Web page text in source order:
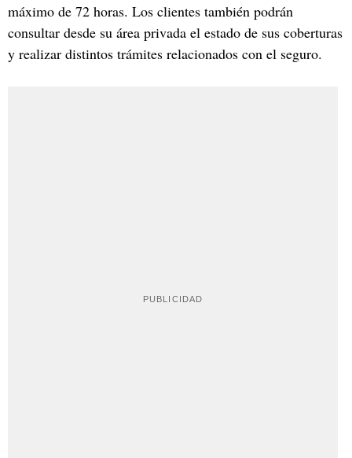
máximo de 72 horas. Los clientes también podrán
consultar desde su área privada el estado de sus coberturas
y realizar distintos trámites relacionados con el seguro.